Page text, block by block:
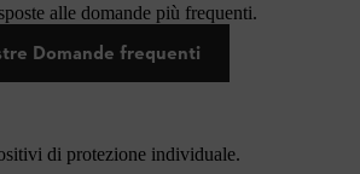
alle domande più frequenti.
Domande frequenti
di protezione individuale.